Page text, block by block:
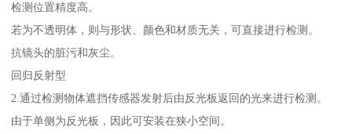
检测位置精度高。
若为不透明体，则与形状、颜色和材质无关，可直接进行检测。
抗镜头的脏污和灰尘。
回归反射型
2.通过检测物体遮挡传感器发射后由反光板返回的光来进行检测。
由于单侧为反光板，因此可安装在狭小空间。